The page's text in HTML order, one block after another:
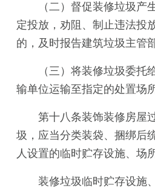
（二）督促装修垃圾产
定投放，劝阻、制止违法投
的，及时报告建筑垃圾主管
（三）将装修垃圾委托
输单位运输至指定的处置场所
第十八条装饰装修房屋
圾，应当分类装袋、捆绑后
人设置的临时贮存设施、场
装修垃圾临时贮存设施